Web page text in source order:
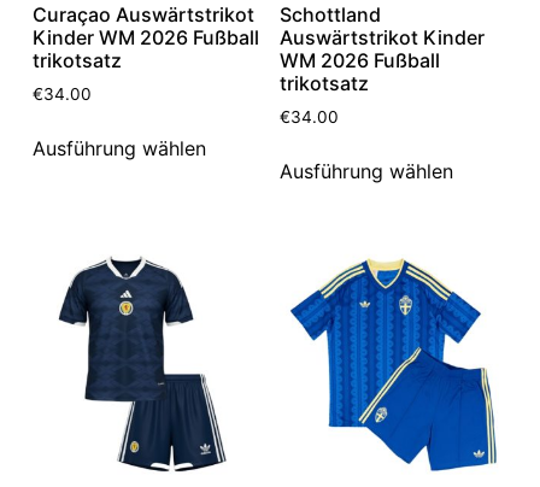
Curaçao Auswärtstrikot
Kinder WM 2026 Fußball
trikotsatz
€34.00
Ausführung wählen
Schottland
Auswärtstrikot Kinder
WM 2026 Fußball
trikotsatz
€34.00
Ausführung wählen